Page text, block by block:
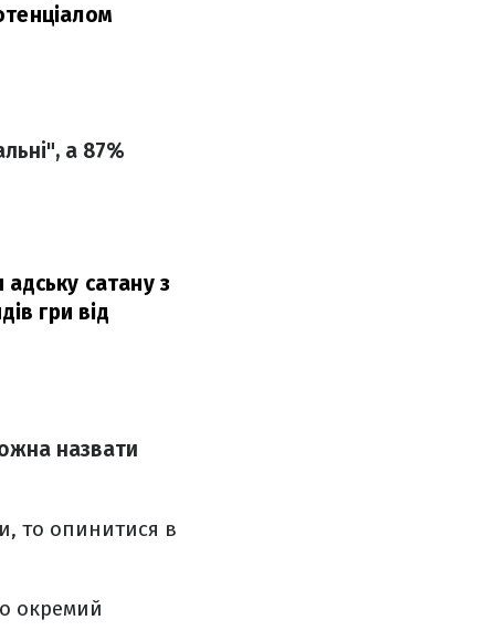
а 87%
сатану з
гри від
назвати
то опинитися в
окремий